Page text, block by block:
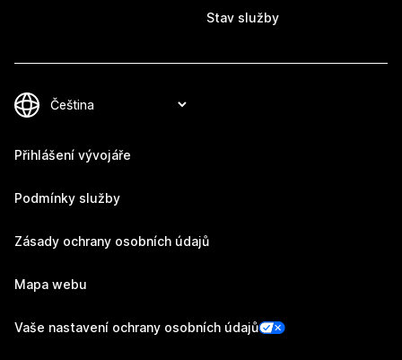
Stav služby
Přihlášení vývojáře
Podmínky služby
Zásady ochrany osobních údajů
Mapa webu
Vaše nastavení ochrany osobních údajů